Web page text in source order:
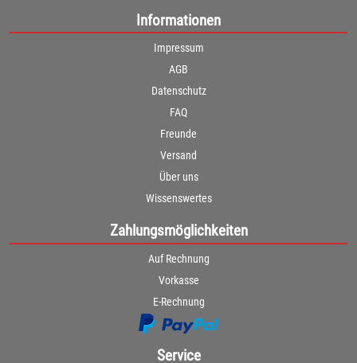
Informationen
Impressum
AGB
Datenschutz
FAQ
Freunde
Versand
Über uns
Wissenswertes
Zahlungsmöglichkeiten
Auf Rechnung
Vorkasse
E-Rechnung
Service